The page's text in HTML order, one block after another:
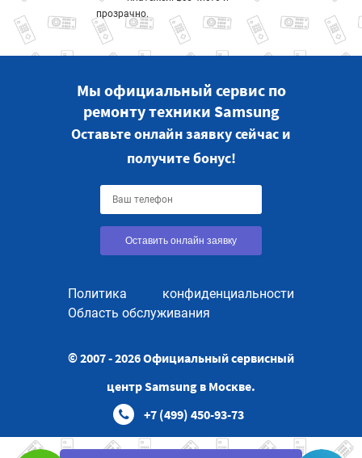
прозрачно.
Мы официальный сервис по
ремонту техники Samsung
Оставьте онлайн заявку сейчас и
получите бонус!
Оставить онлайн заявку
Политика конфиденциальности
Область обслуживания
© 2007 - 2026 Официальный сервисный
центр Samsung в Москве.
+7 (499) 450-93-73